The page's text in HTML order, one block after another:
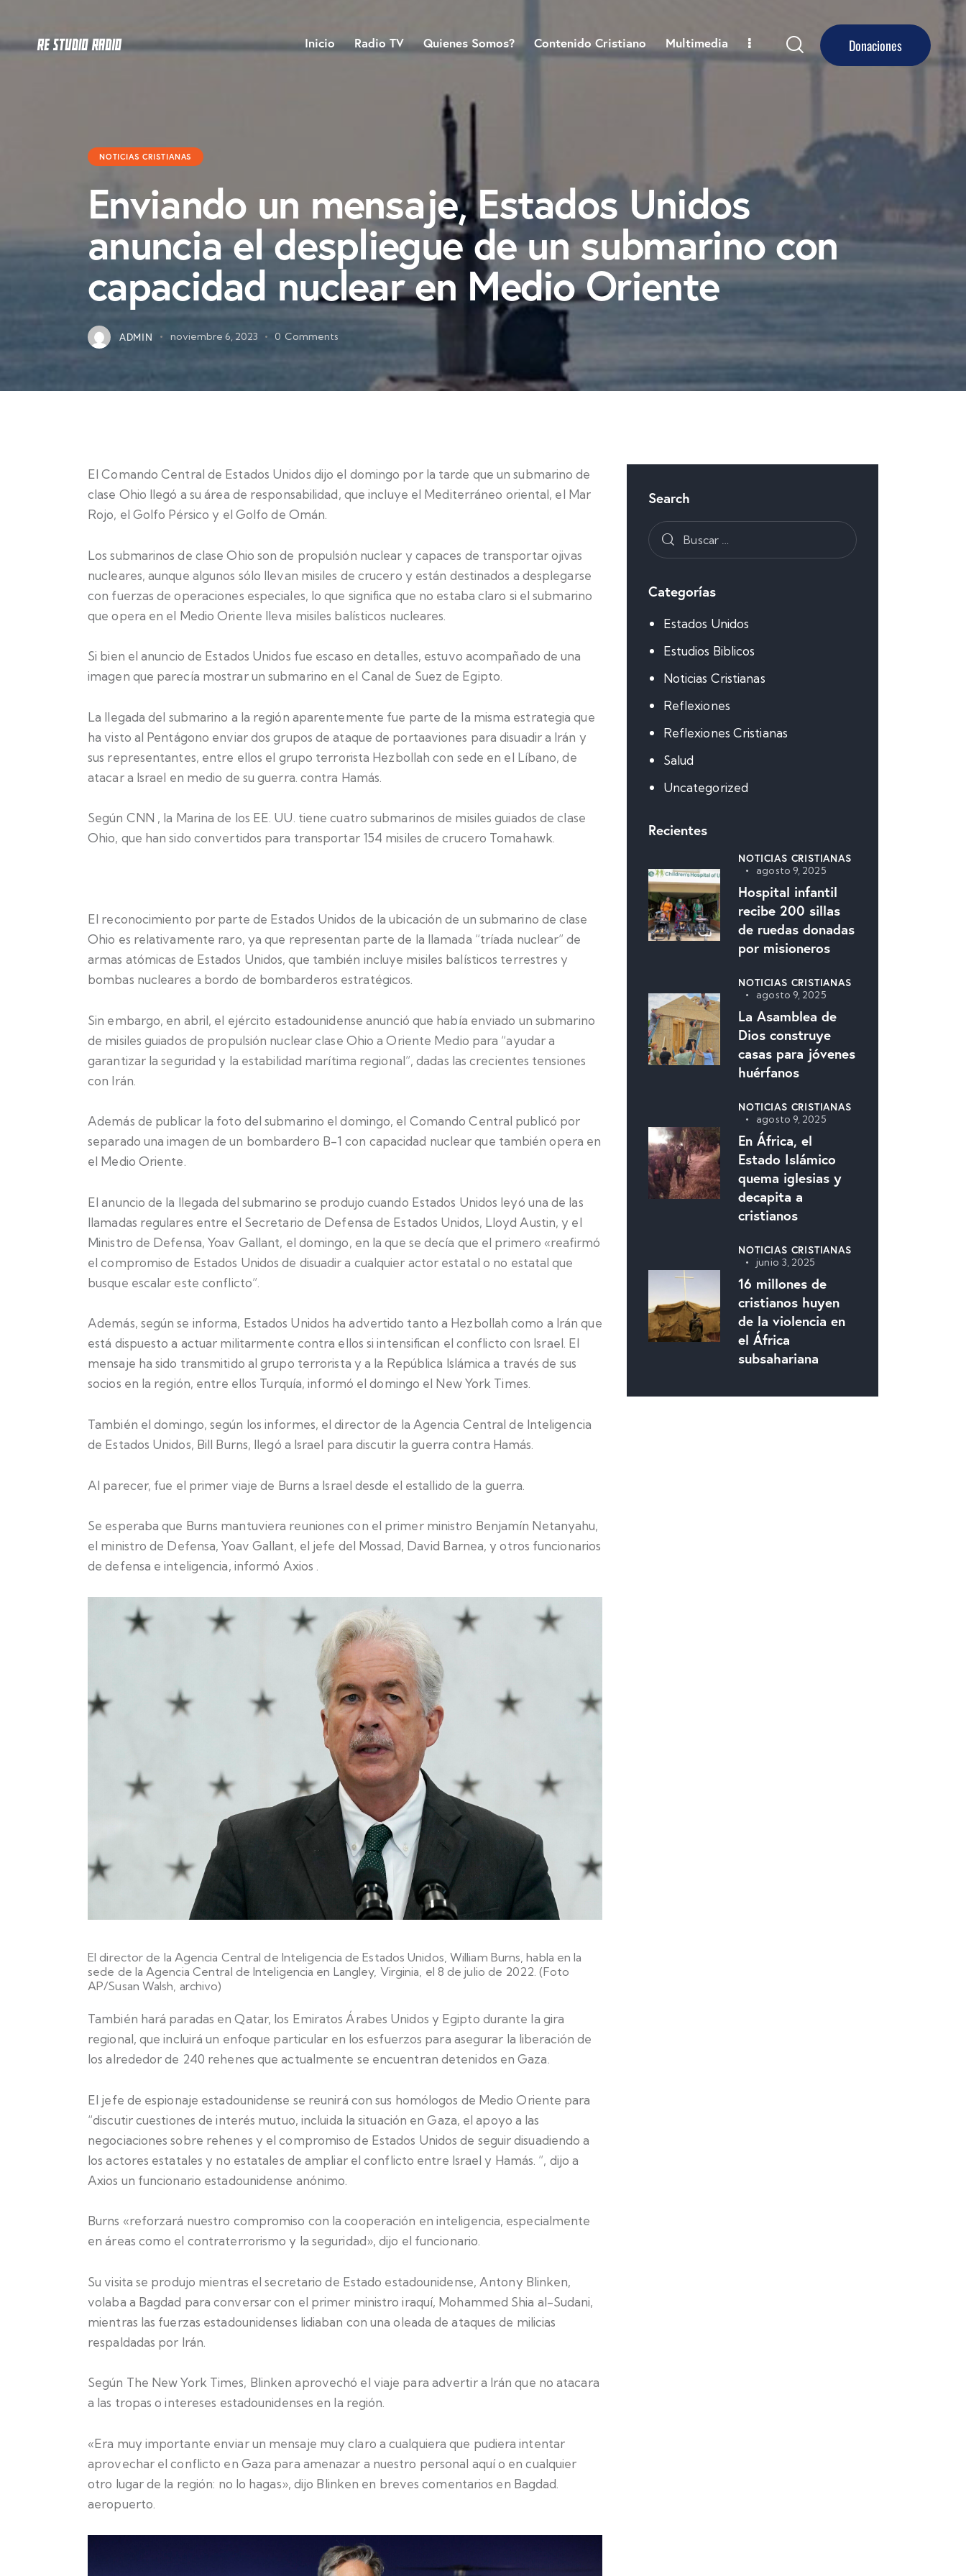
Inicio Radio TV Quienes Somos? Contenido Cristiano Multimedia Donaciones
NOTICIAS CRISTIANAS
Enviando un mensaje, Estados Unidos
anuncia el despliegue de un submarino con
capacidad nuclear en Medio Oriente
ADMIN noviembre 6, 2023 0 Comments
El Comando Central de Estados Unidos dijo el domingo por la tarde que un submarino de
clase Ohio llegó a su área de responsabilidad, que incluye el Mediterráneo oriental, el Mar
Rojo, el Golfo Pérsico y el Golfo de Omán.
Los submarinos de clase Ohio son de propulsión nuclear y capaces de transportar ojivas
nucleares, aunque algunos sólo llevan misiles de crucero y están destinados a desplegarse
con fuerzas de operaciones especiales, lo que significa que no estaba claro si el submarino
que opera en el Medio Oriente lleva misiles balísticos nucleares.
Si bien el anuncio de Estados Unidos fue escaso en detalles, estuvo acompañado de una
imagen que parecía mostrar un submarino en el Canal de Suez de Egipto.
La llegada del submarino a la región aparentemente fue parte de la misma estrategia que
ha visto al Pentágono enviar dos grupos de ataque de portaaviones para disuadir a Irán y
sus representantes, entre ellos el grupo terrorista Hezbollah con sede en el Líbano, de
atacar a Israel en medio de su guerra. contra Hamás.
Según CNN , la Marina de los EE. UU. tiene cuatro submarinos de misiles guiados de clase
Ohio, que han sido convertidos para transportar 154 misiles de crucero Tomahawk.
El reconocimiento por parte de Estados Unidos de la ubicación de un submarino de clase
Ohio es relativamente raro, ya que representan parte de la llamada “tríada nuclear” de
armas atómicas de Estados Unidos, que también incluye misiles balísticos terrestres y
bombas nucleares a bordo de bombarderos estratégicos.
Sin embargo, en abril, el ejército estadounidenseanunció que había enviado un submarino
de misiles guiados de propulsión nuclear clase Ohio a Oriente Medio para “ayudar a
garantizar la seguridad y la estabilidad marítima regional”, dadas las crecientes tensiones
con Irán.
Además de publicar la foto del submarino el domingo, el Comando Central publicó por
separado una imagen de un bombardero B-1 con capacidad nuclear que también opera en
el Medio Oriente.
El anuncio de la llegada del submarino se produjo cuando Estados Unidos leyó una de las
llamadas regulares entre el Secretario de Defensa de Estados Unidos, Lloyd Austin, y el
Ministro de Defensa, Yoav Gallant, el domingo, en la que se decía que el primero «reafirmó
el compromiso de Estados Unidos de disuadir a cualquier actor estatal o no estatal que
busque escalar este conflicto”.
Además, según se informa, Estados Unidos ha advertido tanto a Hezbollah como a Irán que
está dispuesto a actuar militarmente contra ellos si intensifican el conflicto con Israel. El
mensaje ha sido transmitido al grupo terrorista y a la República Islámica a través de sus
socios en la región, entre ellos Turquía,informó el domingo el New York Times.
También el domingo, según los informes, el director de la Agencia Central de Inteligencia
de Estados Unidos, Bill Burns, llegó a Israel para discutir la guerra contra Hamás.
Al parecer, fue el primer viaje de Burns a Israel desde el estallido de la guerra.
Se esperaba que Burns mantuviera reuniones con el primer ministro Benjamín Netanyahu,
el ministro de Defensa, Yoav Gallant, el jefe del Mossad, David Barnea, y otros funcionarios
de defensa e inteligencia, informó Axios .
El director de la Agencia Central de Inteligencia de Estados Unidos, William Burns, habla en la
sede de la Agencia Central de Inteligencia en Langley, Virginia, el 8 de julio de 2022. (Foto
AP/Susan Walsh, archivo)
También hará paradas en Qatar, los Emiratos Árabes Unidos y Egipto durante la gira
regional, que incluirá un enfoque particular en los esfuerzos para asegurar la liberación de
los alrededor de 240 rehenes que actualmente se encuentran detenidos en Gaza.
El jefe de espionaje estadounidense se reunirá con sus homólogos de Medio Oriente para
“discutir cuestiones de interés mutuo, incluida la situación en Gaza, el apoyo a las
negociaciones sobre rehenes y el compromiso de Estados Unidos de seguir disuadiendo a
los actores estatales y no estatales de ampliar el conflicto entre Israel y Hamás. ”, dijo a
Axios un funcionario estadounidense anónimo.
Burns «reforzará nuestro compromiso con la cooperación en inteligencia, especialmente
en áreas como el contraterrorismo y la seguridad», dijo el funcionario.
Su visita se produjo mientras el secretario de Estado estadounidense, Antony Blinken,
volaba a Bagdad para conversar con el primer ministro iraquí, Mohammed Shia al-Sudani,
mientras las fuerzas estadounidenses lidiaban con una oleada de ataques de milicias
respaldadas por Irán.
Según The New York Times, Blinken aprovechó el viaje para advertir a Irán que no atacara
a las tropas o intereses estadounidenses en la región.
«Era muy importante enviar un mensaje muy claro a cualquiera que pudiera intentar
aprovechar el conflicto en Gaza para amenazar a nuestro personal aquí o en cualquier
otro lugar de la región: no lo hagas», dijo Blinken en breves comentarios en Bagdad.
aeropuerto.
Search
Categorías
Estados Unidos
Estudios Biblicos
Noticias Cristianas
Reflexiones
Reflexiones Cristianas
Salud
Uncategorized
Recientes
NOTICIAS CRISTIANAS
agosto 9, 2025
Hospital infantil
recibe 200 sillas
de ruedas donadas
por misioneros
NOTICIAS CRISTIANAS
agosto 9, 2025
La Asamblea de
Dios construye
casas para jóvenes
huérfanos
NOTICIAS CRISTIANAS
agosto 9, 2025
En África, el
Estado Islámico
quema iglesias y
decapita a
cristianos
NOTICIAS CRISTIANAS
junio 3, 2025
16 millones de
cristianos huyen
de la violencia en
el África
subsahariana